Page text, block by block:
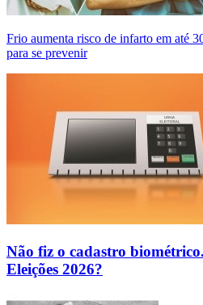
Frio aumenta risco de infarto em até
para se prevenir
Não fiz o cadastro
Eleições 2026?